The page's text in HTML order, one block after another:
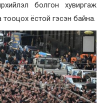
болгон хувиргаж
тооцох ёстой гэсэн байна.